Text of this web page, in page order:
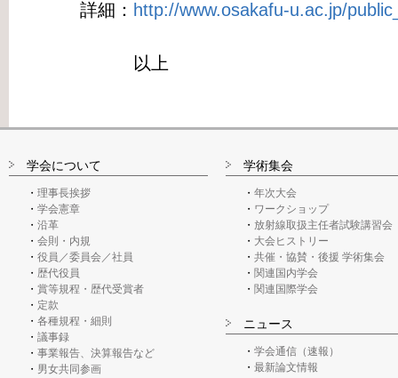
詳細： http://www.osakafu-u.ac.jp/
以上
学会について
理事長挨拶
学会憲章
沿革
会則・内規
役員／委員会／社員
歴代役員
賞等規程・歴代受賞者
定款
各種規程・細則
議事録
事業報告、決算報告など
男女共同参画
学術集会
年次大会
ワークショップ
放射線取扱主任者試験講習会
大会ヒストリー
共催・協賛・後援 学術集会
関連国内学会
関連国際学会
ニュース
学会通信（速報）
最新論文情報